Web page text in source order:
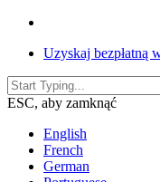
Uzyskaj bezpłatną
ESC, aby zamknąć
English
French
German